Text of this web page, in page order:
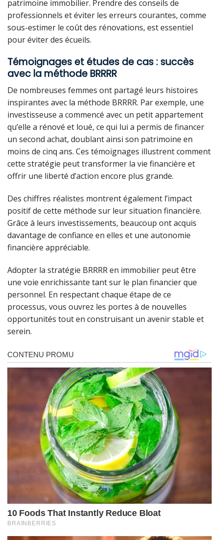
patrimoine immobilier. Prendre des conseils de
professionnels et éviter les erreurs courantes, comme
sous-estimer le coût des rénovations, est essentiel
pour éviter des écueils.
Témoignages et études de cas : succès
avec la méthode BRRRR
De nombreuses femmes ont partagé leurs histoires
inspirantes avec la méthode BRRRR. Par exemple, une
investisseuse a commencé avec un petit appartement
qu’elle a rénové et loué, ce qui lui a permis de financer
un second achat, doublant ainsi son patrimoine en
moins de cinq ans. Ces témoignages illustrent comment
cette stratégie peut transformer la vie financière et
offrir une liberté d’action encore plus grande.
Des chiffres réalistes montrent également l’impact
positif de cette méthode sur leur situation financière.
Grâce à leurs investissements, beaucoup ont acquis
davantage de confiance en elles et une autonomie
financière appréciable.
Adopter la stratégie BRRRR en immobilier peut être
une voie enrichissante tant sur le plan financier que
personnel. En respectant chaque étape de ce
processus, vous ouvrez les portes à de nouvelles
opportunités tout en construisant un avenir stable et
serein.